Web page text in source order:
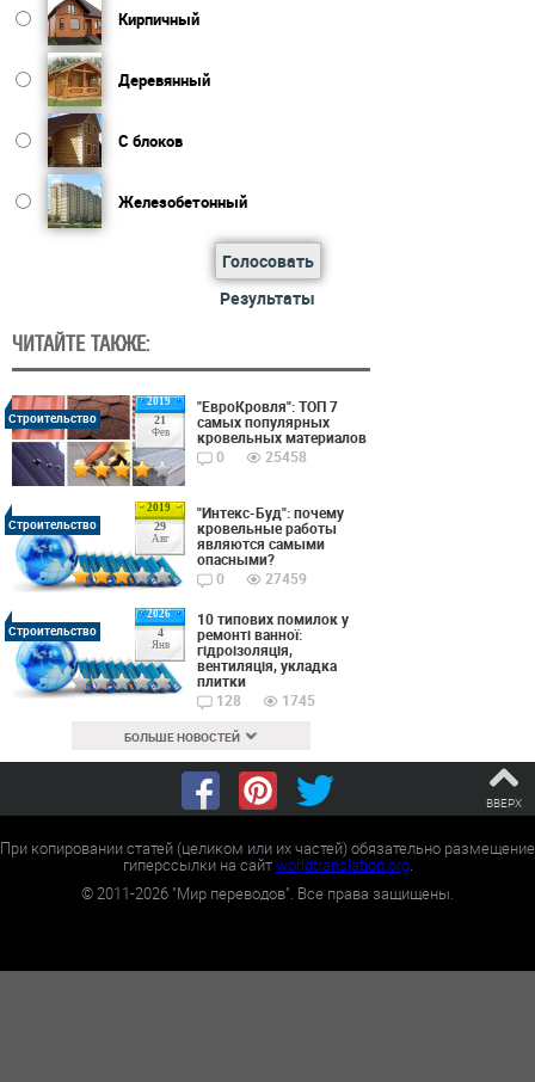
Кирпичный
Деревянный
С блоков
Железобетонный
Голосовать
Результаты
ЧИТАЙТЕ ТАКЖЕ:
2019
21
Фев
Строительство
"ЕвроКровля": ТОП 7
самых популярных
кровельных материалов
0
25458
2019
29
Авг
Строительство
"Интекс-Буд": почему
кровельные работы
являются самыми
опасными?
0
27459
2026
4
Янв
Строительство
10 типових помилок у
ремонті ванної:
гідроізоляція,
вентиляція, укладка
плитки
128
1745
БОЛЬШЕ НОВОСТЕЙ
ВВЕРХ
При копировании статей (целиком или их частей) обязательно размещение
гиперссылки на сайтworldtranslation.org.
©2011-2026 "Мир переводов". Все права защищены.